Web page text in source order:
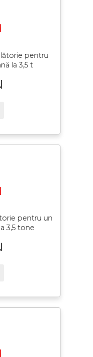
pentru
la 3,5 t
pentru un
3,5 tone